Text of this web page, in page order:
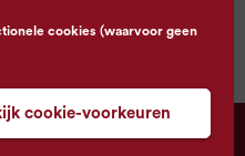
cookies (waarvoor geen
cookie-voorkeuren